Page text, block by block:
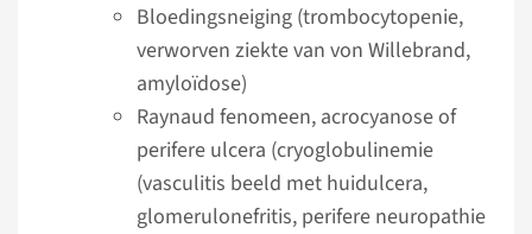
Bloedingsneiging (trombocytopenie,
verworven ziekte van von Willebrand,
amyloïdose)
Raynaud fenomeen, acrocyanose of
perifere ulcera (cryoglobulinemie
(vasculitis beeld met huidulcera,
glomerulonefritis, perifere neuro­pathie